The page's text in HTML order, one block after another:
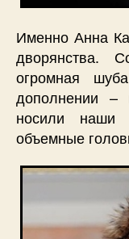
Именно Анна
дворянства.
огромная
дополнении –
носили
объемные